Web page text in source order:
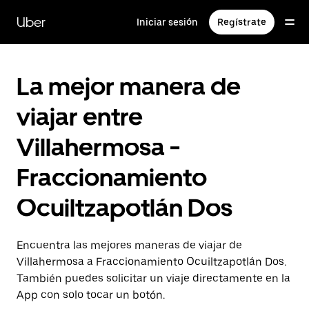
contenido
principal
Uber Iniciar sesión Regístrate
La mejor manera de
viajar entre
Villahermosa -
Fraccionamiento
Ocuiltzapotlán Dos
Encuentra las mejores maneras de viajar de
Villahermosa a Fraccionamiento Ocuiltzapotlán Dos.
También puedes solicitar un viaje directamente en la
App con solo tocar un botón.